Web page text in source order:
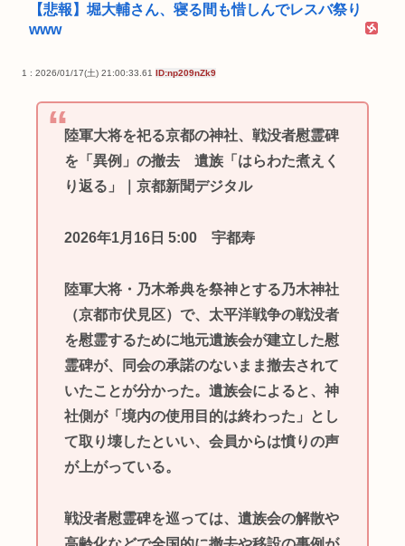
【悲報】堀大輔さん、寝る間も惜しんでレスバ祭り
www
1 : 2026/01/17(土) 21:00:33.61 ID:np209nZk9
陸軍大将を祀る京都の神社、戦没者慰霊碑
を「異例」の撤去 遺族「はらわた煮えく
り返る」｜京都新聞デジタル
2026年1月16日 5:00 宇都寿
陸軍大将・乃木希典を祭神とする乃木神社
（京都市伏見区）で、太平洋戦争の戦没者
を慰霊するために地元遺族会が建立した慰
霊碑が、同会の承諾のないまま撤去されて
いたことが分かった。遺族会によると、神
社側が「境内の使用目的は終わった」とし
て取り壊したといい、会員からは憤りの声
が上がっている。
戦没者慰霊碑を巡っては、遺族会の解散や